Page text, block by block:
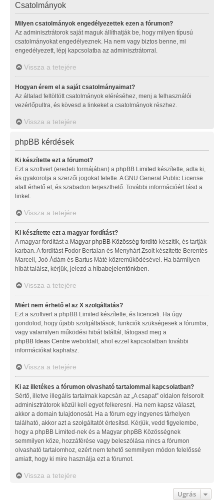
Csatolmányok
Milyen csatolmányok engedélyezettek ezen a fórumon?
Az adminisztrátorok saját maguk állíthatják be, hogy milyen típusú
csatolmányokat engedélyeznek. Ha nem vagy biztos benne, mi
engedélyezett, lépj kapcsolatba az adminisztrátorral.
Vissza a tetejére
Hogyan érem el a saját csatolmányaimat?
Az általad feltöltött csatolmányok eléréséhez, menj a felhasználói
vezérlőpultra, és kövesd a linkeket a csatolmányok részhez.
Vissza a tetejére
phpBB kérdések
Ki készítette ezt a fórumot?
Ezt a szoftvert (eredeti formájában) a phpBB Limited készítette, adta ki,
és gyakorolja a szerzői jogokat felette. A GNU General Public License
alatt érhető el, és szabadon terjeszthető. További információért lásd a
linket.
Vissza a tetejére
Ki készítette ezt a magyar fordítást?
A magyar fordítást a Magyar phpBB Közösség fordító készítik, és tartják
karban. A fordítást Fodor Bertalan és Menyhárt Zsolt készítette Berentés
Marcell, Joó Ádám és Bartus Máté közreműködésével. Ha bármilyen
hibát találsz, kérjük, jelezd a hibabejelentőnkben
Vissza a tetejére
Miért nem érhető el az X szolgáltatás?
Ezt a szoftvert a phpBB Limited készítette, és licenceli. Ha úgy
gondolod, hogy újabb szolgáltatások, funkciók szükségesek a fórumba,
vagy valamilyen működési hibát találtál, látogasd meg a
phpBB Ideas Centre weboldalt, ahol ezzel kapcsolatban további
információkat kaphatsz.
Vissza a tetejére
Ki az illetékes a fórumon olvasható tartalommal kapcsolatban?
Sértő, illetve illegális tartalmak kapcsán az „A csapat” oldalon felsorolt
adminisztrátorok közül kell egyet felkeresni. Ha nem kapsz választ,
akkor a domain tulajdonosát. Ha a fórum egy ingyenes tárhelyen
található, akkor azt a szolgáltatót értesítsd. Kérjük, vedd figyelembe,
hogy a phpBB Limited-nek és a Magyar phpBB Közösségnek
semmilyen köze, hozzáférése vagy beleszólása nincs a fórumon
olvasható tartalomhoz, ezért nem tehető semmilyen módon felelőssé
amiatt, hogy ki mire használja ezt a fórumot.
Vissza a tetejére
Ugrás